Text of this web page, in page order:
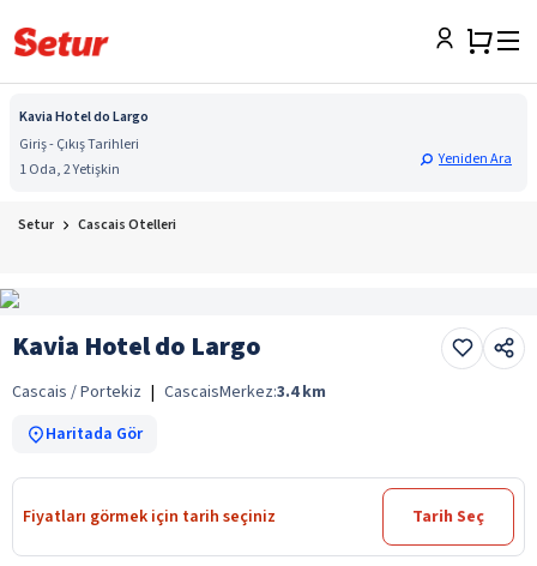
Kavia Hotel do Largo
Giriş - Çıkış Tarihleri
1 Oda, 2 Yetişkin
Yeniden Ara
Setur Cascais Otelleri
Kavia Hotel do Largo
Cascais / Portekiz | CascaisMerkez:3.4 km
Haritada Gör
Fiyatları görmek için tarih seçiniz Tarih Seç